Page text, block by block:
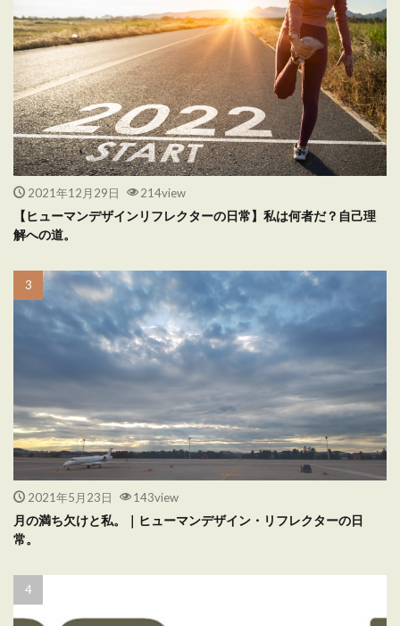
2021年12月29日 214view
【ヒューマンデザインリフレクターの日常】私は何者だ？自己理
解への道。
2021年5月23日 143view
月の満ち欠けと私。｜ヒューマンデザイン・リフレクターの日
常。